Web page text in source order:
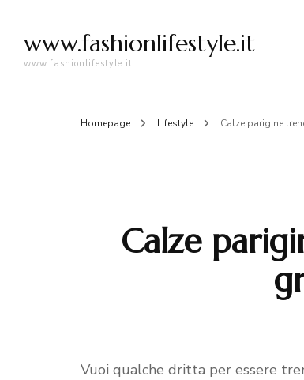
www.fashionlifestyle.it
www.fashionlifestyle.it
Homepage Lifestyle Calze parigine
Calze
Vuoi qualche dritta per essere